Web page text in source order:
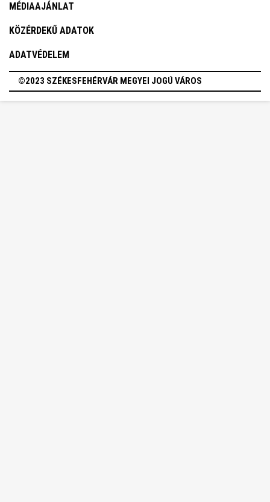
MÉDIAAJÁNLAT
KÖZÉRDEKŰ ADATOK
ADATVÉDELEM
©2023 SZÉKESFEHÉRVÁR MEGYEI JOGÚ VÁROS